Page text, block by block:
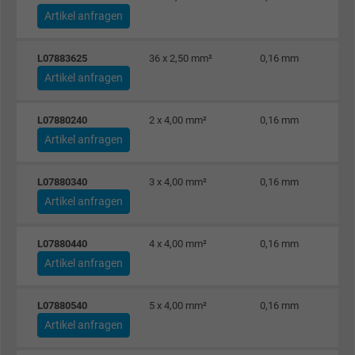
Zweck
eines wiederkehrenden Benutzers
Die ID wird für gezielte Werbung genutzt.
Name _fbp, Facebook Pixel
Laufzeit 1 Jahr
Zweck
Cookie von Facebook für Website-Analyse,
Anzeigenausrichtung und
Name act, Facebook Pixel
Laufzeit 1 Jahr
Artikel anfragen
L07883625 36 x 2,50 mm² 0,16 mm
Artikel anfragen
L07880240 2 x 4,00 mm² 0,16 mm
Artikel anfragen
L07880340 3 x 4,00 mm² 0,16 mm
Artikel anfragen
L07880440 4 x 4,00 mm² 0,16 mm
Artikel anfragen
L07880540 5 x 4,00 mm² 0,16 mm
Artikel anfragen